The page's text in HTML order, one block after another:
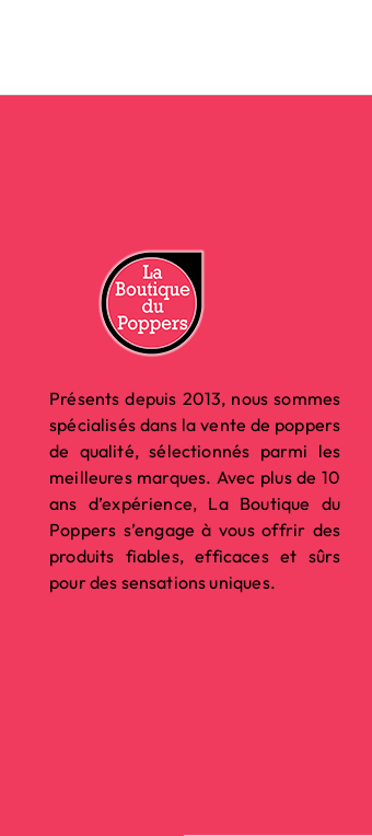
Présents depuis 2013, nous sommes
spécialisés dans la vente de poppers
de qualité, sélectionnés parmi les
meilleures marques. Avec plus de 10
ans d’expérience, La Boutique du
Poppers s’engage à vous offrir des
produits fiables, efficaces et sûrs
pour des sensations uniques.